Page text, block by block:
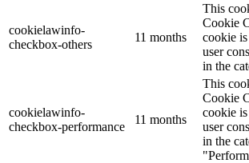
cookielawinfo-
checkbox-others
11 months
This
Cookie
cookie
user
in the
cookielawinfo-
checkbox-performance
11 months
This
Cookie
cookie
user
in the